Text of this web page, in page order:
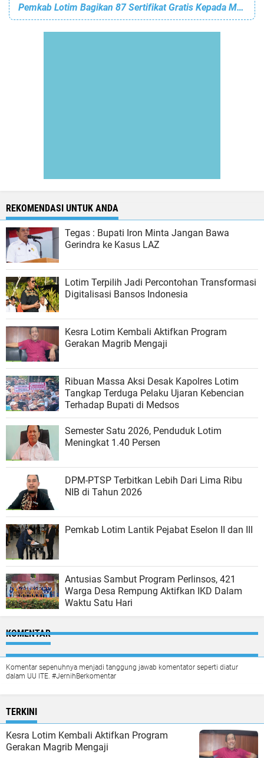
Pemkab Lotim Bagikan 87 Sertifikat Gratis Kepada Masyarakat Ekas
REKOMENDASI UNTUK ANDA
Tegas : Bupati Iron Minta Jangan Bawa
Gerindra ke Kasus LAZ
Lotim Terpilih Jadi Percontohan Transformasi
Digitalisasi Bansos Indonesia
Kesra Lotim Kembali Aktifkan Program
Gerakan Magrib Mengaji
Ribuan Massa Aksi Desak Kapolres Lotim
Tangkap Terduga Pelaku Ujaran Kebencian
Terhadap Bupati di Medsos
Semester Satu 2026, Penduduk Lotim
Meningkat 1.40 Persen
DPM-PTSP Terbitkan Lebih Dari Lima Ribu
NIB di Tahun 2026
Pemkab Lotim Lantik Pejabat Eselon II dan III
Antusias Sambut Program Perlinsos, 421
Warga Desa Rempung Aktifkan IKD Dalam
Waktu Satu Hari
KOMENTAR
Komentar sepenuhnya menjadi tanggung jawab komentator seperti diatur
dalam UU ITE. #JernihBerkomentar
TERKINI
Kesra Lotim Kembali Aktifkan Program
Gerakan Magrib Mengaji